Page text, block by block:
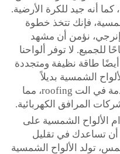
كما أنه جيد للكرة الأرضية.
فإنك تتخذ خطوة
نؤمن أن مشهد
للجميع. لا توفر ألواحنا
طاقة نظيفة ومتجددة
الشمسية بديلاً
مستدامًا للمواد التقليدية المستخدمة في الت roofing، مما
المرافق الكهربائية.
الألواح الشمسية على
أن تساعدك في تقليل
تولد الألواح الشمسية